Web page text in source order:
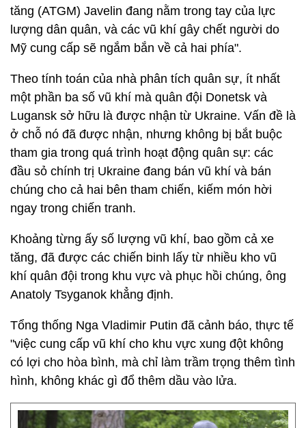
tăng (ATGM) Javelin đang nằm trong tay của lực
lượng dân quân, và các vũ khí gây chết người do
Mỹ cung cấp sẽ ngắm bắn về cả hai phía".
Theo tính toán của nhà phân tích quân sự, ít nhất
một phần ba số vũ khí mà quân đội Donetsk và
Lugansk sở hữu là được nhận từ Ukraine. Vấn đề là
ở chỗ nó đã được nhận, nhưng không bị bắt buộc
tham gia trong quá trình hoạt động quân sự: các
đầu sỏ chính trị Ukraine đang bán vũ khí và bán
chúng cho cả hai bên tham chiến, kiếm món hời
ngay trong chiến tranh.
Khoảng từng ấy số lượng vũ khí, bao gồm cả xe
tăng, đã được các chiến binh lấy từ nhiều kho vũ
khí quân đội trong khu vực và phục hồi chúng, ông
Anatoly Tsyganok khẳng định.
Tổng thống Nga Vladimir Putin đã cảnh báo, thực tế
"việc cung cấp vũ khí cho khu vực xung đột không
có lợi cho hòa bình, mà chỉ làm trầm trọng thêm tình
hình, không khác gì đổ thêm dầu vào lửa.